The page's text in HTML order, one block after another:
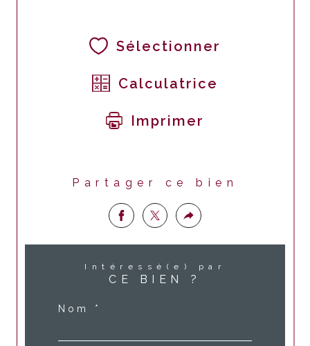
Sélectionner
Calculatrice
Imprimer
Partager ce bien
Intéressé(e) par
CE BIEN ?
Nom *